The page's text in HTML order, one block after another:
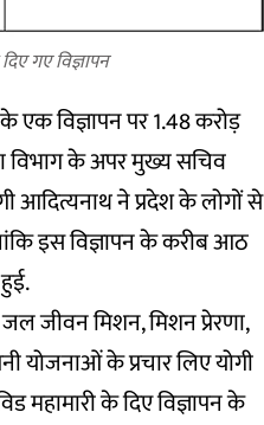
गए विज्ञापन
एक विज्ञापन पर 1.48 करोड़
विभाग के अपर मुख्य सचिव
आदित्यनाथ ने प्रदेश के लोगों से
इस विज्ञापन के करीब आठ
जीवन मिशन, मिशन प्रेरणा,
योजनाओं के प्रचार लिए योगी
महामारी के दिए विज्ञापन के